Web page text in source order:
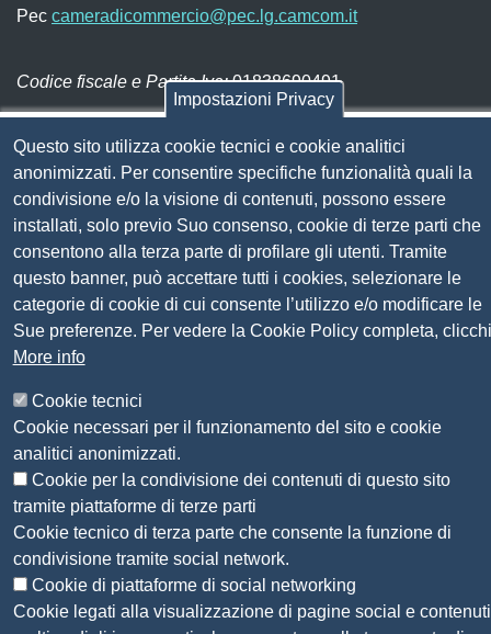
Pec cameradicommercio@pec.lg.camcom.it
Codice fiscale e Partita Iva:01838690491
Codice univoco fatturazione elettronica:
UFN1JE
Pagare con PagoPA
Seguici su
Sito web
Amministrazione trasparente
Mappa del sito
Privacy
Social Media Policy
Dichiarazione di accessibilità
Feedback accessibilità
Siti tematici: Maremma e Tirreno Itinerari
© 2026 CAMERA DI COMMERCIO DELLA
MAREMMA E DEL TIRRENO
Impostazioni Privacy
Questo sito utilizza cookie tecnici e cookie analitici
anonimizzati. Per consentire specifiche funzionalità quali la
condivisione e/o la visione di contenuti, possono essere
installati, solo previo Suo consenso, cookie di terze parti che
consentono alla terza parte di profilare gli utenti. Tramite
questo banner, può accettare tutti i cookies, selezionare le
categorie di cookie di cui consente l’utilizzo e/o modificare le
Sue preferenze. Per vedere la Cookie Policy completa, clicchi
More info
Cookie tecnici
Cookie necessari per il funzionamento del sito e cookie
analitici anonimizzati.
Cookie per la condivisione dei contenuti di questo sito
tramite piattaforme di terze parti
Cookie tecnico di terza parte che consente la funzione di
condivisione tramite social network.
Cookie di piattaforme di social networking
Cookie legati alla visualizzazione di pagine social e contenuti